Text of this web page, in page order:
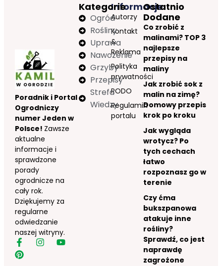
Poradnik i Portal
Ogrodniczy
numer Jeden w
Polsce! Zawsze
aktualne
informacje i
sprawdzone
porady
ogrodnicze na
cały rok.
Dziękujemy za
regularne
odwiedzanie
naszej witryny.
Informacje
Autorzy
Kontakt
&
Reklama
Polityka
prywatności
RODO
Regulamin
portalu
Kategorie
Ogród
Rośliny
Uprawa
Nawożenie
Grzyby
Przepisy
Strefa
Wiedzy
Ostatnio
Dodane
Co zrobić z
malinami? TOP 3
najlepsze
przepisy na
maliny
Jak zrobić sok z
malin na zimę?
Domowy przepis
krok po kroku
Jak wygląda
wrotycz? Po
tych cechach
łatwo
rozpoznasz go w
terenie
Czy ćma
bukszpanowa
atakuje inne
rośliny?
Sprawdź, co jest
naprawdę
zagrożone